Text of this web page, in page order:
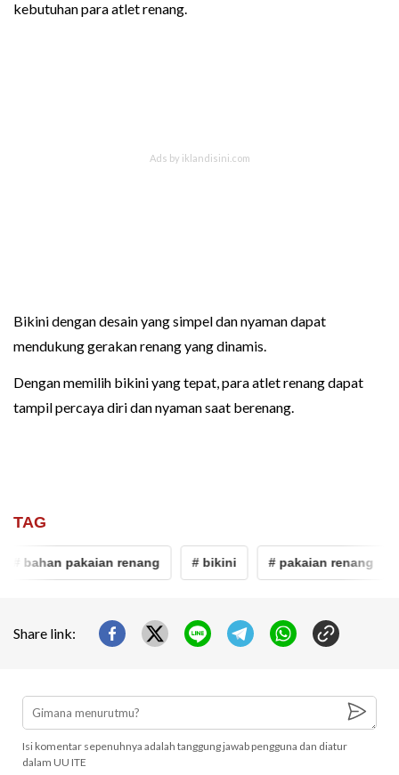
kebutuhan para atlet renang.
Bikini dengan desain yang simpel dan nyaman dapat
mendukung gerakan renang yang dinamis.
Dengan memilih bikini yang tepat, para atlet renang dapat
tampil percaya diri dan nyaman saat berenang.
TAG
bahan pakaian renang # bikini # pakaian renang
Share link:
Isi komentar sepenuhnya adalah tanggung jawab pengguna dan diatur
dalam UU ITE